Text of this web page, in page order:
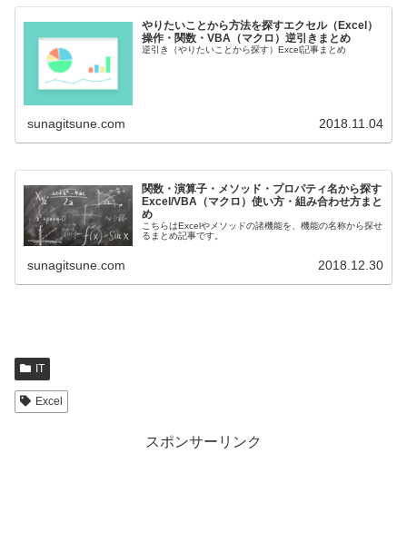
やりたいことから方法を探すエクセル（Excel）
操作・関数・VBA（マクロ）逆引きまとめ
逆引き（やりたいことから探す）Excel記事まとめ
sunagitsune.com 2018.11.04
関数・演算子・メソッド・プロパティ名から探す
Excel/VBA（マクロ）使い方・組み合わせ方まと
め
こちらはExcelやメソッドの諸機能を、機能の名称から探せ
るまとめ記事です。
sunagitsune.com 2018.12.30
IT
Excel
スポンサーリンク